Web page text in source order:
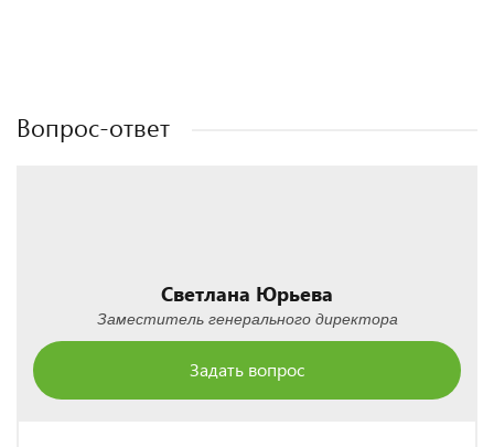
Вопрос-ответ
Светлана Юрьева
Заместитель генерального директора
Задать вопрос